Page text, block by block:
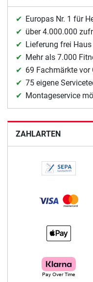
Europas Nr. 1 für
über 4.000.000
Lieferung frei Haus
Mehr als 7.000
69 Fachmärkte vor
75 eigene
Montageservice
ZAHLARTEN